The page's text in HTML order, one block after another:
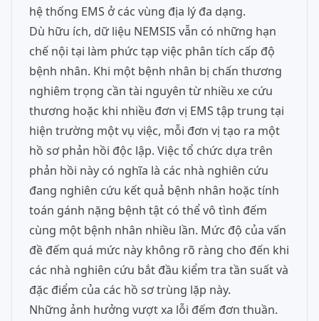
hệ thống EMS ở các vùng địa lý đa dạng.
Dù hữu ích, dữ liệu NEMSIS vẫn có những hạn
chế nội tại làm phức tạp việc phân tích cấp độ
bệnh nhân. Khi một bệnh nhân bị chấn thương
nghiêm trọng cần tài nguyên từ nhiều xe cứu
thương hoặc khi nhiều đơn vị EMS tập trung tại
hiện trường một vụ việc, mỗi đơn vị tạo ra một
hồ sơ phản hồi độc lập. Việc tổ chức dựa trên
phản hồi này có nghĩa là các nhà nghiên cứu
đang nghiên cứu kết quả bệnh nhân hoặc tính
toán gánh nặng bệnh tật có thể vô tình đếm
cùng một bệnh nhân nhiều lần. Mức độ của vấn
đề đếm quá mức này không rõ ràng cho đến khi
các nhà nghiên cứu bắt đầu kiểm tra tần suất và
đặc điểm của các hồ sơ trùng lặp này.
Những ảnh hưởng vượt xa lỗi đếm đơn thuần.